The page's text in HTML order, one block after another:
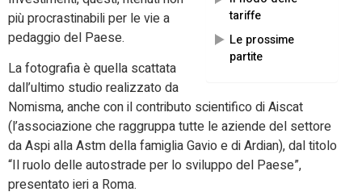
tariffe
Le prossime
partite
più procrastinabili per le vie a
pedaggio del Paese.
La fotografia è quella scattata
dall’ultimo studio realizzato da
Nomisma, anche con il contributo scientifico di Aiscat
(l’associazione che raggruppa tutte le aziende del settore
da Aspi alla Astm della famiglia Gavio e di Ardian), dal titolo
“Il ruolo delle autostrade per lo sviluppo del Paese”,
presentato ieri a Roma.